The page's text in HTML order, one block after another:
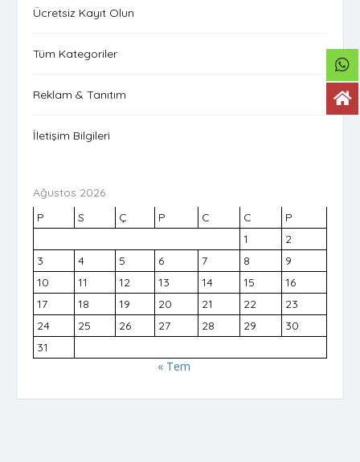
Ücretsiz Kayıt Olun
Tüm Kategoriler
Reklam & Tanıtım
İletişim Bilgileri
Ağustos 2026
P
S Ç P C C
P
1
2
3
4 5 6 7 8
9
10
11 12 13 14 15
16
17
18 19 20 21 22
23
24
25 26 27 28 29
30
31
« Tem